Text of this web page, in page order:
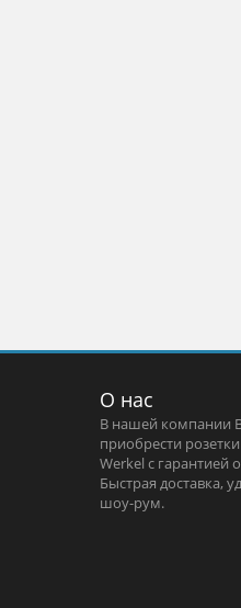
О нас
В нашей компании
приобрести
Werkel c гарантией
Быстрая доставка,
шоу-рум.